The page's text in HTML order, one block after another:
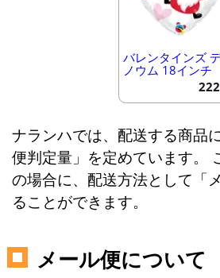
バレンタインズ
ノウム 18インチ
ナランハでは、配送する商品
便判定量」を定めています。
の場合に、配送方法として「
ることができます。
メール便について